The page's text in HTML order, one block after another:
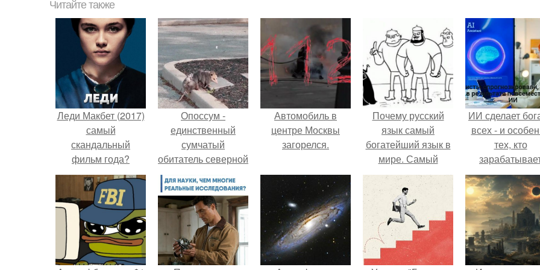
Читайте также
Леди Макбет (2017)
самый
скандальный
фильм года?
Опоссум -
единственный
сумчатый
обитатель северной
Автомобиль в
центре Москвы
загорелся.
Почему русский
язык самый
богатейший язык в
мире. Самый
лучший и самый
богатый язык в
мире.
ИИ сделает
всех - и
тех, кто
меньше